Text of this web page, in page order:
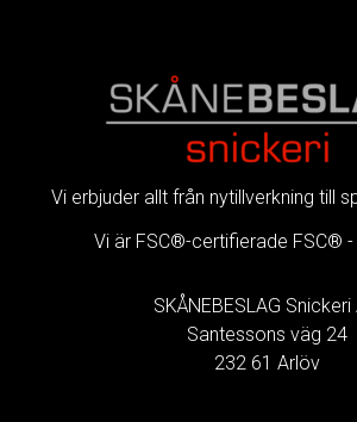
Vi erbjuder allt från nytillverkning till
Vi är FSC®-certifierade FSC® -
SKÅNEBESLAG Snickeri
Santessons väg 24
232 61 Arlöv